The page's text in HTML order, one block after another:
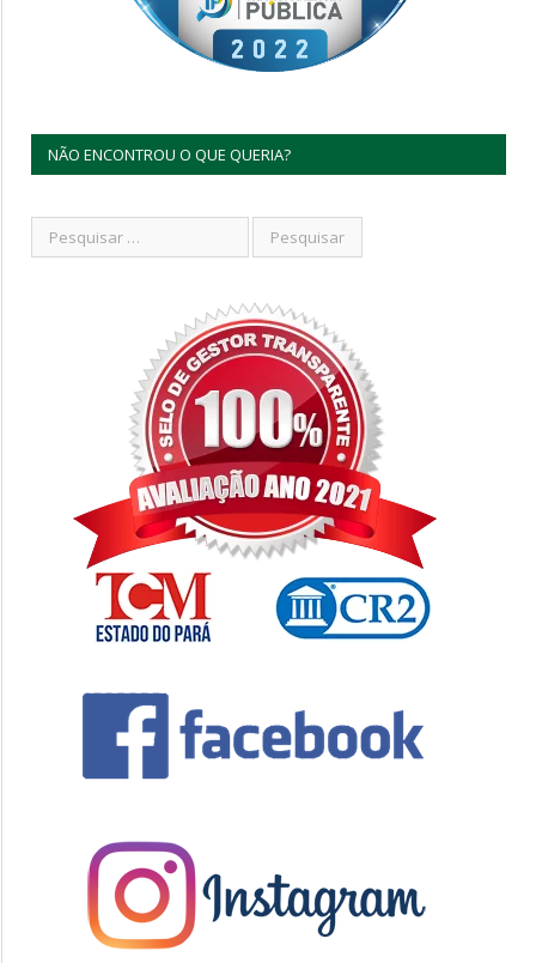
NÃO ENCONTROU O QUE QUERIA?